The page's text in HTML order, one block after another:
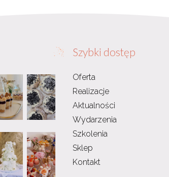
Szybki dostęp
Oferta
Realizacje
Aktualności
Wydarzenia
Szkolenia
Sklep
Kontakt